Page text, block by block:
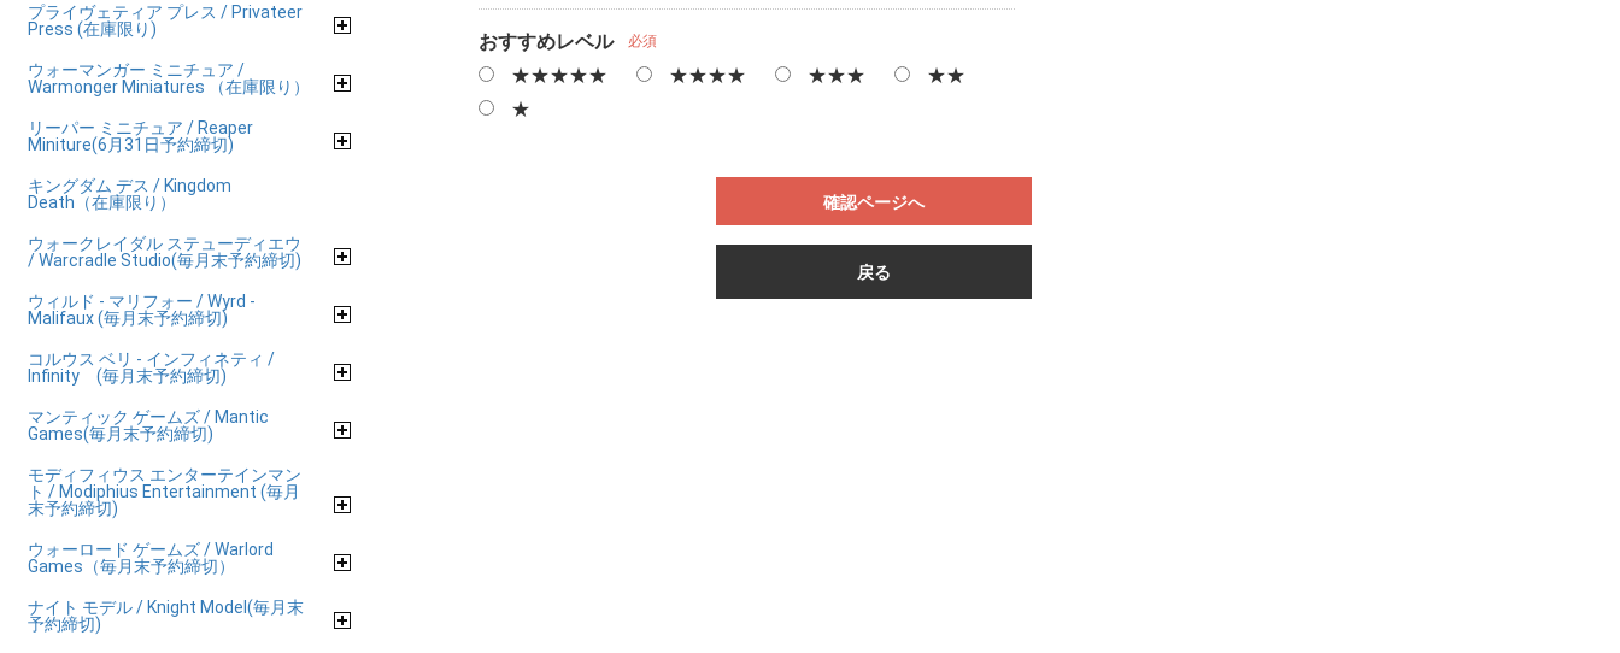
プライヴェティア プレス / Privateer
Press (在庫限り)
ウォーマンガー ミニチュア /
Warmonger Miniatures （在庫限り）
リーパー ミニチュア / Reaper
Miniture(6月31日予約締切)
キングダム デス / Kingdom
Death（在庫限り）
ウォークレイダル ステューディエウ
/ Warcradle Studio(毎月末予約締切)
ウィルド - マリフォー / Wyrd -
Malifaux (毎月末予約締切)
コルウス ベリ - インフィネティ /
Infinity (毎月末予約締切)
マンティック ゲームズ / Mantic
Games(毎月末予約締切)
モディフィウス エンターテインマン
ト / Modiphius Entertainment (毎月
末予約締切)
ウォーロード ゲームズ / Warlord
Games（毎月末予約締切）
ナイト モデル / Knight Model(毎月末
予約締切)
おすすめレベル 必須
★★★★★ ★★★★ ★★★
★★
★
確認ページへ
戻る